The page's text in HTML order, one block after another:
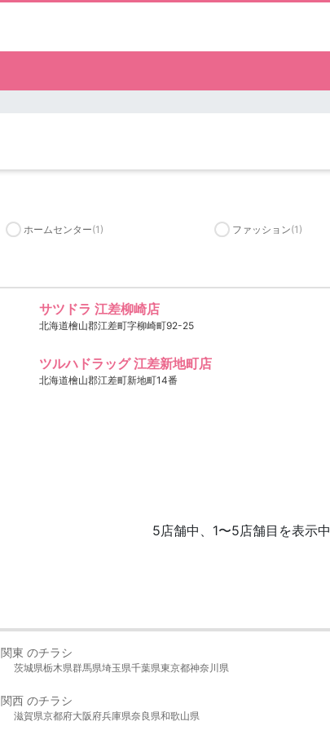
ホームセンター(1) ファッション(1)
サツドラ 江差柳崎店
北海道檜山郡江差町字柳崎町92-25
ツルハドラッグ 江差新地町店
北海道檜山郡江差町新地町14番
5店舗中、1〜5店舗目を表示中
関東 のチラシ
茨城県栃木県群馬県埼玉県千葉県東京都神奈川県
関西 のチラシ
滋賀県京都府大阪府兵庫県奈良県和歌山県